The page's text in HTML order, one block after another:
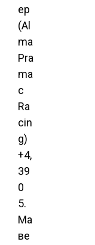
ер
(Al
ma
Pra
ma
c
Ra
cin
g)
+4,
39
0
5.
Ма
ве